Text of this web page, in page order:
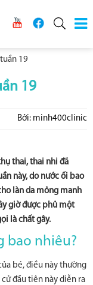
19
19
Bởi: minh400clinic
thai, thai nhi đã
này, do nước ối bao
làn da mỏng manh
giờ được phủ một
là chất gây.
bao nhiêu?
bé, điều này thường
đầu tiên này diễn ra